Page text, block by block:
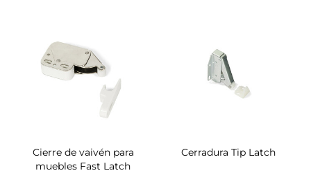
Cierre de vaivén para
muebles Fast Latch
Cerradura Tip Latch